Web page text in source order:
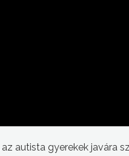
autista gyerekek javára